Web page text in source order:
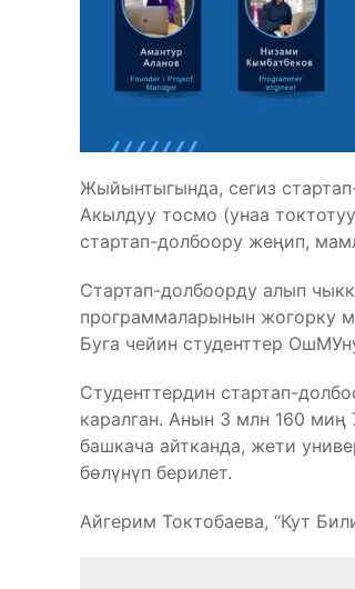
Жыйынтыгында, сегиз
Акылдуу тосмо (унаа
стартап-долбоору жеңип,
Стартап-долбоорду алып
программаларынын жогорку
Буга чейин студенттер
Студенттердин стартап-
каралган. Анын 3 млн 160 миң
башкача айтканда, жети
бөлүнүп берилет.
Айгерим Токтобаева, “Кут